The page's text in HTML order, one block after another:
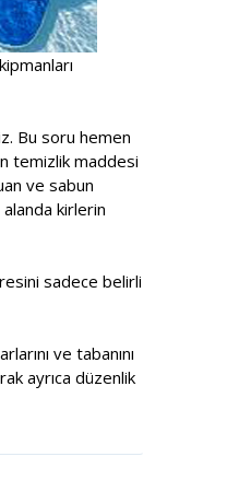
Bu soru hemen
temizlik maddesi
ve sabun
alanda kirlerin
sadece belirli
ve tabanını
ayrıca düzenlik